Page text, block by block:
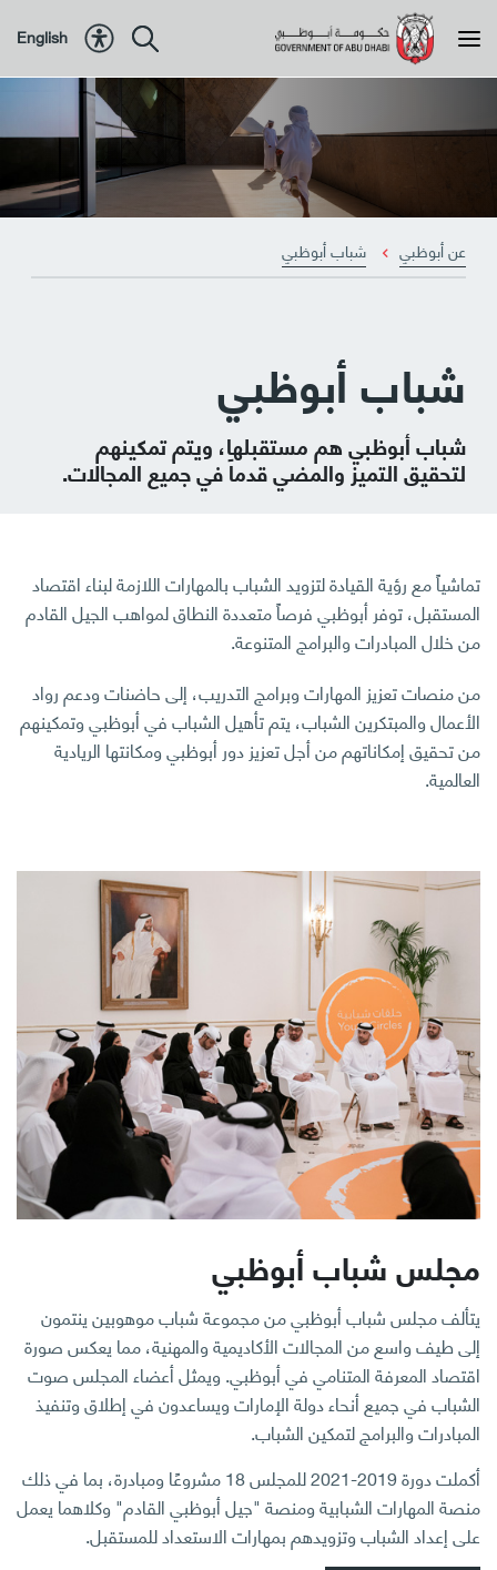
English
عن أبوظبي
البرامج
الموارد
السياسات والتشريعات
عن أبوظبي شباب أبوظبي
شباب أبوظبي
شباب أبوظبي هم مستقبلها، ويتم تمكينهم
لتحقيق التميز والمضي قدماً في جميع المجالات.
تماشياً مع رؤية القيادة لتزويد الشباب بالمهارات اللازمة لبناء اقتصاد
المستقبل، توفر أبوظبي فرصاً متعددة النطاق لمواهب الجيل القادم
من خلال المبادرات والبرامج المتنوعة.
من منصات تعزيز المهارات وبرامج التدريب، إلى حاضنات ودعم رواد
الأعمال والمبتكرين الشباب، يتم تأهيل الشباب في أبوظبي وتمكينهم
من تحقيق إمكاناتهم من أجل تعزيز دور أبوظبي ومكانتها الريادية
العالمية.
مجلس شباب أبوظبي
يتألف مجلس شباب أبوظبي من مجموعة شباب موهوبين ينتمون
إلى طيف واسع من المجالات الأكاديمية والمهنية، مما يعكس صورة
اقتصاد المعرفة المتنامي في أبوظبي. ويمثل أعضاء المجلس صوت
الشباب في جميع أنحاء دولة الإمارات ويساعدون في إطلاق وتنفيذ
المبادرات والبرامج لتمكين الشباب.
أكملت دورة 2019-2021 للمجلس 18 مشروعًا ومبادرة، بما في ذلك
منصة المهارات الشبابية ومنصة "جيل أبوظبي القادم" وكلاهما يعمل
على إعداد الشباب وتزويدهم بمهارات الاستعداد للمستقبل.